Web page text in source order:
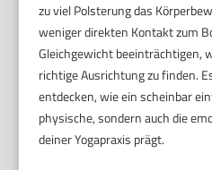
zu viel Polsterung das
weniger direkten Kontakt zum
Gleichgewicht beeinträchtigen,
richtige Ausrichtung zu finden.
entdecken, wie ein scheinbar
physische, sondern auch die
deiner Yogapraxis prägt.